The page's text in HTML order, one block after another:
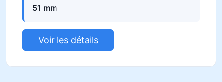
51 mm
Voir les détails